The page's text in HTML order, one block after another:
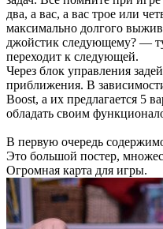
два, а вас, а вас трое или
максимально долгого
джойстик следующему? —
переходит к следующей.
Через блок управления
приближения. В
Boost, а их предлагается 5
обладать своим
В первую очередь
Это большой постер,
Огромная карта для игры.